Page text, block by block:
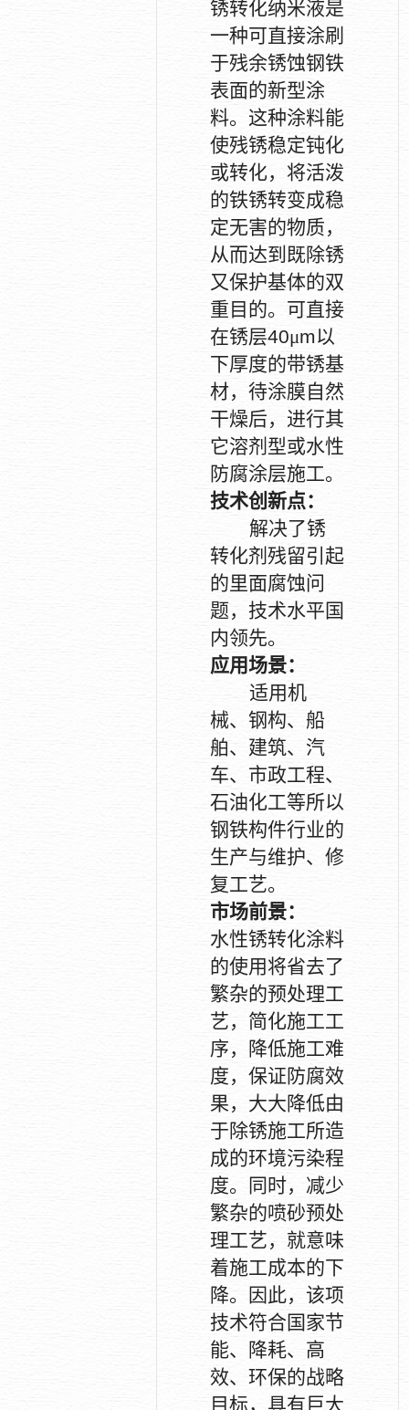
锈转化纳米液是
一种可直接涂刷
于残余锈蚀钢铁
表面的新型涂
料。这种涂料能
使残锈稳定钝化
或转化，将活泼
的铁锈转变成稳
定无害的物质，
从而达到既除锈
又保护基体的双
重目的。可直接
在锈层40μm以
下厚度的带锈基
材，待涂膜自然
干燥后，进行其
它溶剂型或水性
防腐涂层施工。
技术创新点：
解决了锈
转化剂残留引起
的里面腐蚀问
题，技术水平国
内领先。
应用场景：
适用机
械、钢构、船
舶、建筑、汽
车、市政工程、
石油化工等所以
钢铁构件行业的
生产与维护、修
复工艺。
市场前景：
水性锈转化涂料
的使用将省去了
繁杂的预处理工
艺，简化施工工
序，降低施工难
度，保证防腐效
果，大大降低由
于除锈施工所造
成的环境污染程
度。同时，减少
繁杂的喷砂预处
理工艺，就意味
着施工成本的下
降。因此，该项
技术符合国家节
能、降耗、高
效、环保的战略
目标，具有巨大